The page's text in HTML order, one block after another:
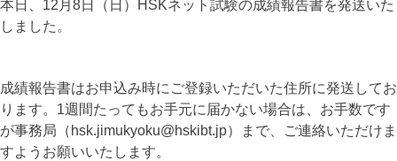
本日、12月8日（日）HSKネット試験の成績報告書を発送いた
しました。
成績報告書はお申込み時にご登録いただいた住所に発送してお
ります。1週間たってもお手元に届かない場合は、お手数です
が事務局（hsk.jimukyoku@hskibt.jp）まで、ご連絡いただけま
すようお願いいたします。